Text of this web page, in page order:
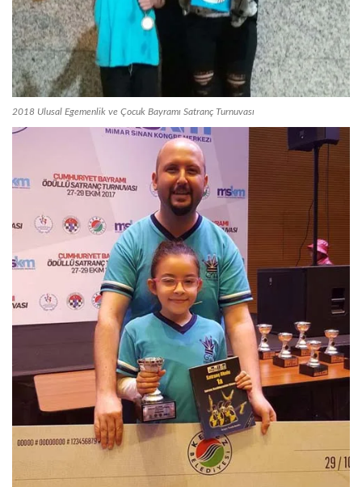
2018 Ulusal Egemenlik ve Çocuk Bayramı Satranç Turnuvası